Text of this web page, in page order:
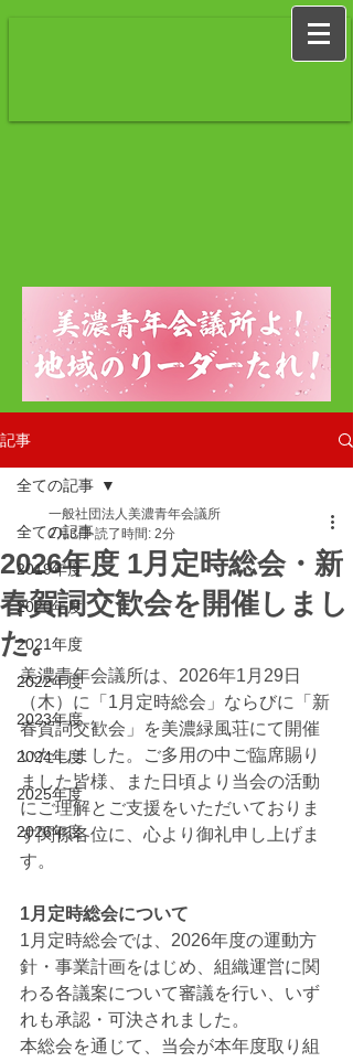
記事
全ての記事
2019年度
2020年度
2021年度
2022年度
2023年度
2024年度
2025年度
2026年度
全ての記事
2026年度 1月定時総会・新
春賀詞交歓会を開催しまし
た。
一般社団法人美濃青年会議所
2月3日 読了時間: 2分
美濃青年会議所は、2026年1月29日
（木）に「1月定時総会」ならびに「新
春賀詞交歓会」を美濃緑風荘にて開催
いたしました。ご多用の中ご臨席賜り
ました皆様、また日頃より当会の活動
にご理解とご支援をいただいておりま
す関係各位に、心より御礼申し上げま
す。
1月定時総会について
1月定時総会では、2026年度の運動方
針・事業計画をはじめ、組織運営に関
わる各議案について審議を行い、いず
れも承認・可決されました。
本総会を通じて、当会が本年度取り組